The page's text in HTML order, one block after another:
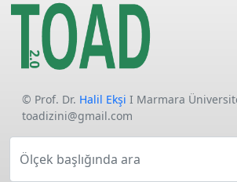
© Prof. Dr. Halil Ekşi I Marmara
toadizini@gmail.com
Ölçek başlığında ara